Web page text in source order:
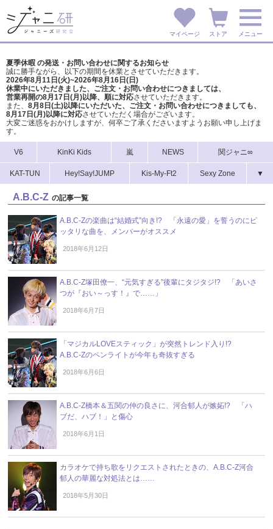
マイページ ストア メニュー
夏季休暇 の発送・お問い合わせに関するお知らせ
誠に勝手ながら、以下の期間を休業とさせていただきます。
2026年8月11日(火)~2026年8月16日(日)
休業中にいただきました、ご注文・お問い合わせにつきましては、
営業再開の8月17日(月)以降、順に対応させていただきます。
また、 8月8日(土)以降にいただいた、ご注文・ お問い合わせにつきましても、
8月17日(月)以降に対応させていただく場合がございます。
大変ご迷惑をおかけしますが、 何卒ご了承くださいますようお願い申し上げま
す。
V6 KinKi Kids 嵐 NEWS 関ジャニ∞
KAT-TUN Hey!Say!JUMP Kis-My-Ft2 Sexy Zone ▼
A.B.C-Z の記事一覧
A.B.C-Zの楽曲は“結婚式”向き!? 「永遠の愛」を誓うのにピ
ッタリな曲を、メンバーがオススメ
2018年6月12日
A.B.C-Z塚田僚一、“元気すぎる”後輩にタジタジ!? 「あいさ
つが『おい～っす！』で……」
2018年6月7日
「マジカルLOVEスティック」が突然トレンド入り!?
A.B.C-Zのペンライトが今年も奇抜すぎる
2018年6月6日
A.B.C-Z橋本＆五関の仲の良さに、河合郁人が嫉妬!? 「ハ
ブだ、ハブ！」と傷心
2018年6月1日
カラオケで持ち歌をリクエストされたときの、A.B.C-Z河合
郁人の華麗な対処法とは……
2018年5月30日